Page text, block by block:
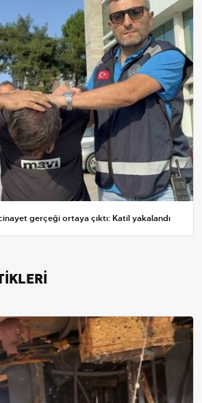
cinayet gerçeği ortaya çıktı: Katil yakalandı